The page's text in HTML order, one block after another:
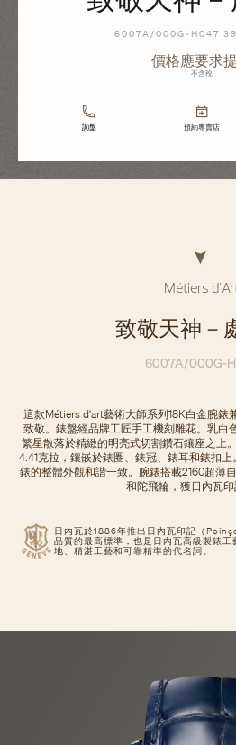
6007A/000G-H047 39
價格應要求
不含稅
詢盤 預約專賣店
Métiers
致敬天神－
6007A/000G-
日內瓦於1886年推出日內瓦印記（
品質的最高標準，也是日內瓦高級製錶
地、精湛工藝和可靠精準的代名詞。
這款Métiers d'art藝術大師系列18K白金腕錶
致敬。錶盤經品牌工匠手工機刻雕花。乳白
繁星散落於精緻的明亮式切割鑽石鑲座之上
4.41克拉，鑲嵌於錶圈、錶冠、錶耳和錶扣
錶的整體外觀和諧一致。腕錶搭載2160超薄
和陀飛輪，獲日內瓦印